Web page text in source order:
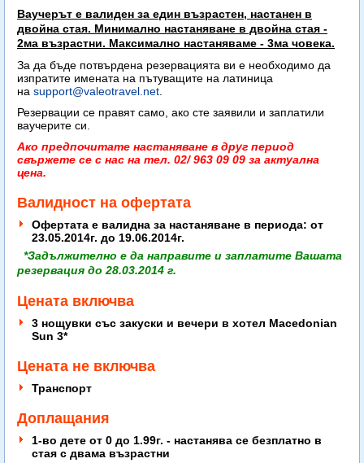
Ваучерът е валиден за един възрастен, настанен в
двойна стая. Минимално настаняване в двойна стая -
2ма възрастни. Максимално настаняваме - 3ма човека.
За да бъде потвърдена резервацията ви е необходимо да
изпратите имената на пътуващите на латиница
на support@valeotravel.net
Резервации се правят само, ако сте заявили и заплатили
ваучерите си.
Ако предпочитате настаняване в друг период
свържете се с нас на тел. 02/ 963 09 09 за актуална
цена.
Валидност на офертата
Офертата е валидна за настаняване в периода: от
23.05.2014г. до 19.06.2014г.
*Задължително е да направите и заплатите Вашата
резервация до 28.03.2014 г.
Цената включва
3 нощувки със закуски и вечери в хотел Macedonian
Sun 3*
Цената не включва
Транспорт
Доплащания
1-во дете от 0 до 1.99г. - настанява се безплатно в
стая с двама възрастни